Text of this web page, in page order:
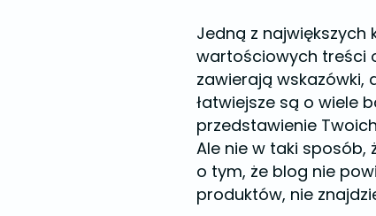
Jedną z
wartościowych treści
zawierają wskazówki,
łatwiejsze są o wiele
przedstawienie
Ale nie w taki
o tym, że blog nie
produktów, nie